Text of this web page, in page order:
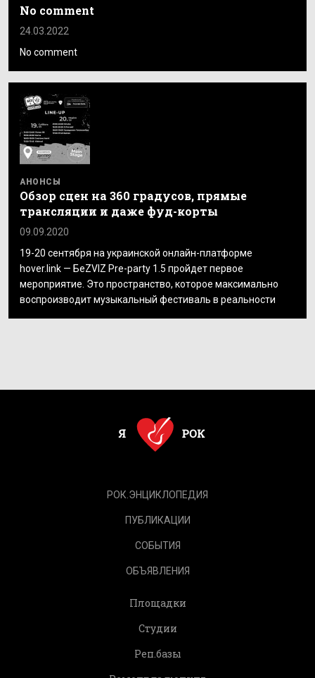
No comment
24.03.2022
No comment
АНОНСЫ
Обзор сцен на 360 градусов, прямые
трансляции и даже фуд-корты
09.09.2020
19-20 сентября на украинской онлайн-платформе
hover.link — БеZVIZ Pre-party 1.5 пройдет первое
мероприятие. Это пространство, которое максимально
воспроизводит музыкальный фестиваль в реальности
РОК.ЭНЦИКЛОПЕДИЯ
ПУБЛИКАЦИИ
СОБЫТИЯ
ОБЪЯВЛЕНИЯ
Площадки
Студии
Реп.базы